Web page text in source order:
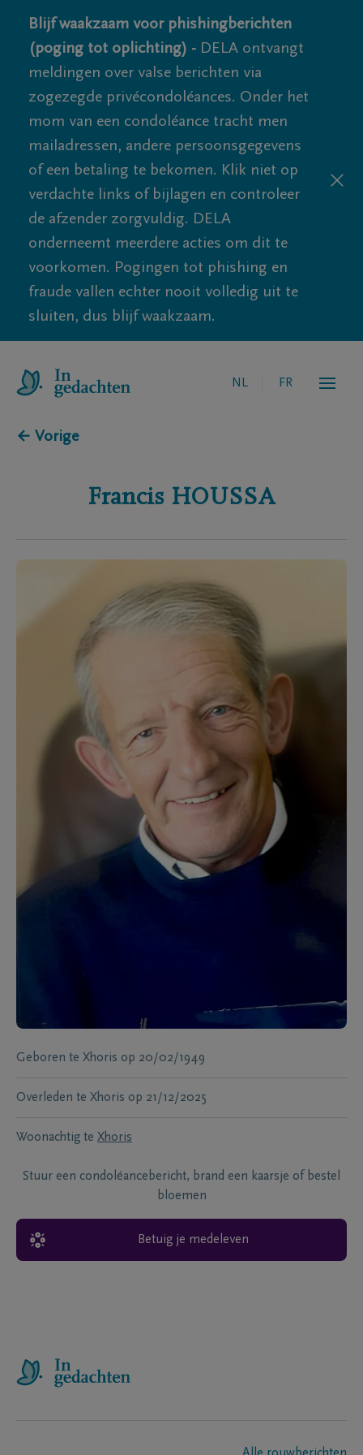
Blijf waakzaam voor phishingberichten
(poging tot oplichting) - DELA ontvangt
meldingen over valse berichten via
zogezegde privécondoléances. Onder het
mom van een condoléance tracht men
mailadressen, andere persoonsgegevens
of een betaling te bekomen. Klik niet op
verdachte links of bijlagen en controleer
de afzender zorgvuldig. DELA
onderneemt meerdere acties om dit te
voorkomen. Pogingen tot phishing en
fraude vallen echter nooit volledig uit te
sluiten, dus blijf waakzaam.
NL FR
← Vorige
Francis HOUSSA
Geboren te Xhoris op 20/02/1949
Overleden te Xhoris op 21/12/2025
Woonachtig te Xhoris
Stuur een condoléancebericht, brand een kaarsje of bestel
bloemen
Betuig je medeleven